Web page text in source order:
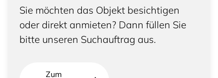
Sie möchten das Objekt besichtigen
oder direkt anmieten? Dann füllen Sie
bitte unseren Suchauftrag aus.
Zum